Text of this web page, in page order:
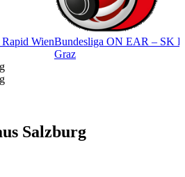
WienBundesliga ON EAR – SK
Graz
Salzburg